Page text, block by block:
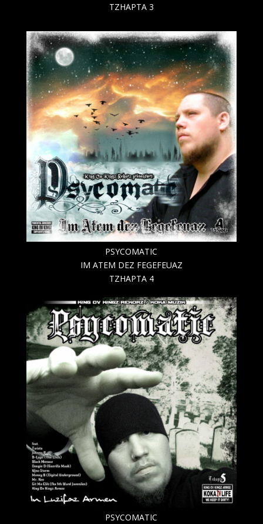
TZHAPTA 3
PSYCOMATIC
IM ATEM DEZ FEGEFEUAZ
TZHAPTA 4
PSYCOMATIC